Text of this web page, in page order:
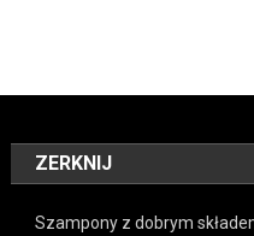
ZERKNIJ
Szampony z dobrym